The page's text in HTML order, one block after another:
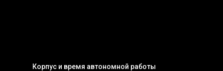
Корпус и время автономной работы